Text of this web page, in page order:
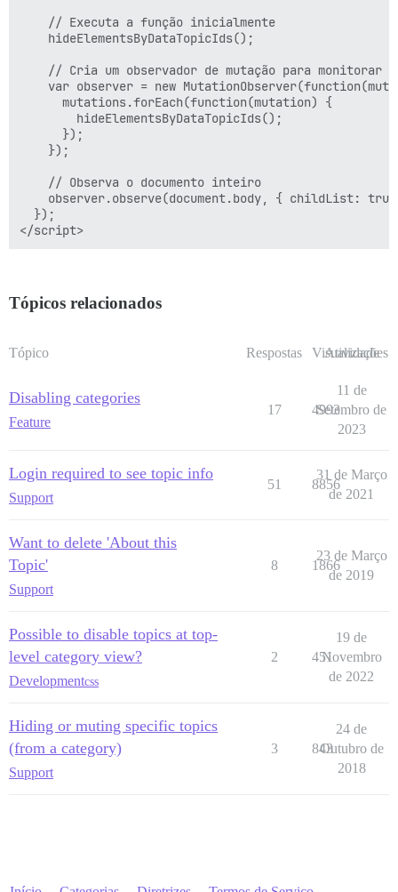
    // Executa a função inicialmente
    hideElementsByDataTopicIds();
// Cria um observador de mutação para monitorar
var observer = new
      mutations.forEach(function(mutation) {
        hideElementsByDataTopicIds();
      });
    });
    // Observa o documento inteiro
observer.observe(document.body, { childList:
  });
Tópicos relacionados
Tópico Respostas Visualizações
Atividade
Disabling categories
Feature
17 4993
11 de
Setembro de
2023
Login required to see topic info
Support
51 8856
31 de Março
de 2021
Want to delete 'About this
Topic'
Support
8 1866
23 de Março
de 2019
Possible to disable topics at top-
level category view?
Developmentcss
2 451
19 de
Novembro
de 2022
Hiding or muting specific topics
(from a category)
Support
3 843
24 de
Outubro de
2018